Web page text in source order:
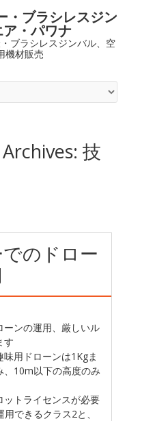
・ブラシレスジン
・パワナ
ブラシレスジンバル、空
機材販売
技
のドロー
ーンの運用、厳しいル
す
用ドローンは1Kgま
、10m以下の高度のみ
ットライセンスが必要
できるクラス2と、